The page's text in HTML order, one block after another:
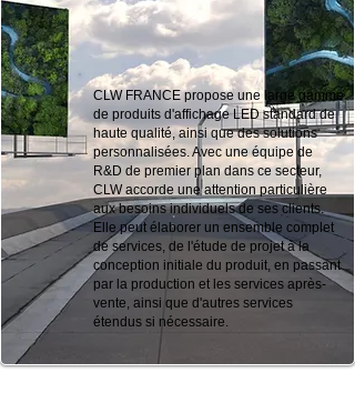
CLW FRANCE propose une large gamme
de produits d'affichage LED standard de
haute qualité, ainsi que des solutions
personnalisées. Avec une équipe de
R&D de premier plan dans ce secteur,
CLW accorde une attention particulière
aux besoins individuels de ses clients.
Elle peut élaborer un ensemble complet
de services, de l'étude de projet à la
conception initiale du produit, en passant
par la production et les services après-
vente, ainsi que d'autres services
étendus si nécessaire.